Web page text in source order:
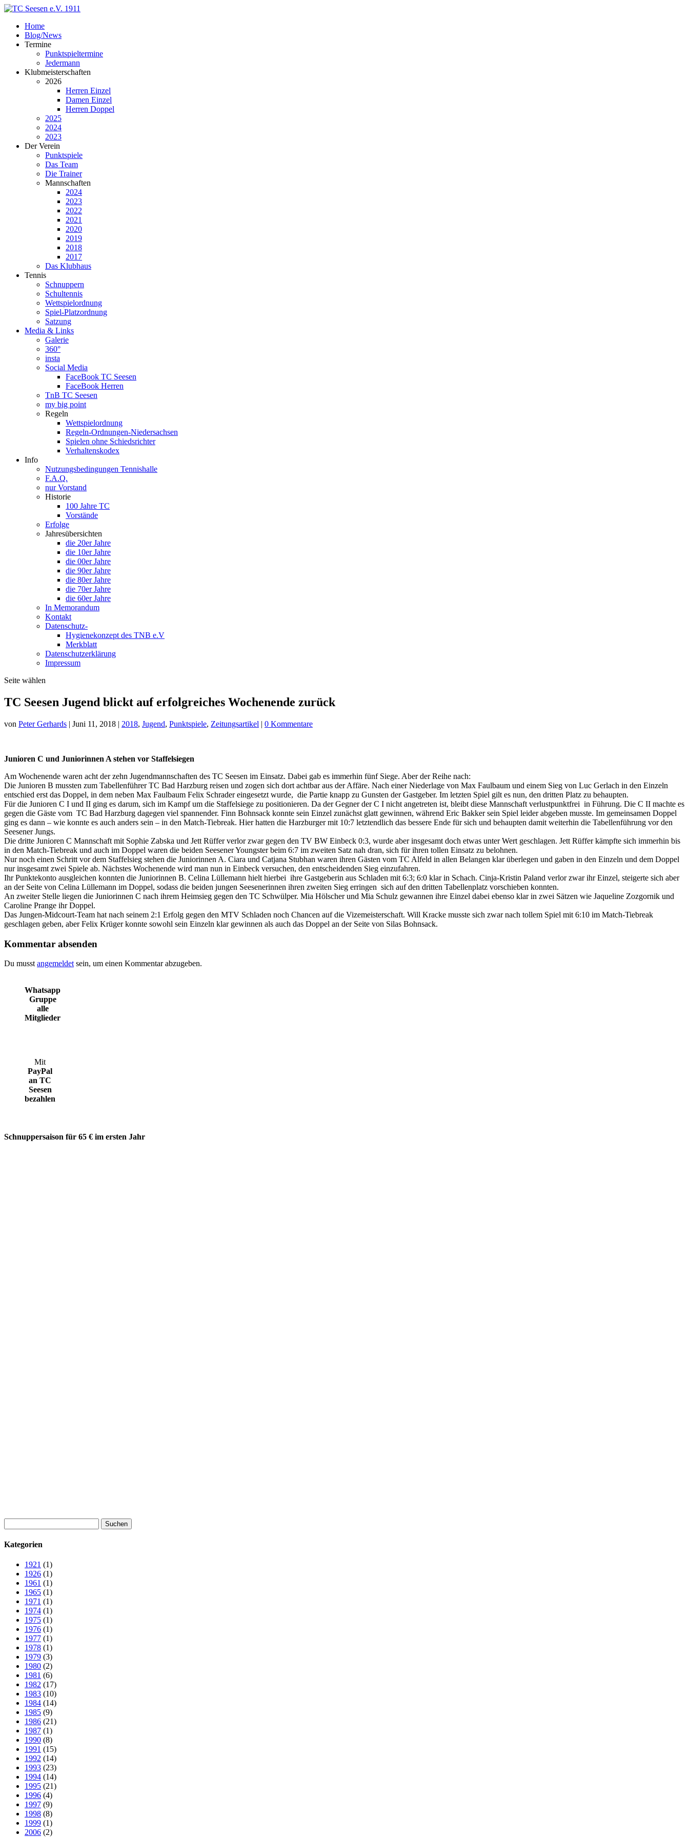
Home
Blog/News
Termine
Punktspieltermine
Jedermann
Klubmeisterschaften
2026
Herren Einzel
Damen Einzel
Herren Doppel
2025
2024
2023
Der Verein
Punktspiele
Das Team
Die Trainer
Mannschaften
2024
2023
2022
2021
2020
2019
2018
2017
Das Klubhaus
Tennis
Schnuppern
Schultennis
Wettspielordnung
Spiel-Platzordnung
Satzung
Media & Links
Galerie
360°
insta
Social Media
FaceBook TC Seesen
FaceBook Herren
TnB TC Seesen
my big point
Regeln
Wettspielordnung
Regeln-Ordnungen-Niedersachsen
Spielen ohne Schiedsrichter
Verhaltenskodex
Info
Nutzungsbedingungen Tennishalle
F.A.Q.
nur Vorstand
Historie
100 Jahre TC
Vorstände
Erfolge
Jahresübersichten
die 20er Jahre
die 10er Jahre
die 00er Jahre
die 90er Jahre
die 80er Jahre
die 70er Jahre
die 60er Jahre
In Memorandum
Kontakt
Datenschutz-
Hygienekonzept des TNB e.V
Merkblatt
Datenschutzerklärung
Impressum
Seite wählen
TC Seesen Jugend blickt auf erfolgreiches Wochenende zurück
von Peter Gerhards | Juni 11, 2018 | 2018, Jugend, Punktspiele, Zeitungsartikel | 0 Kommentare
Junioren C und Juniorinnen A stehen vor Staffelsiegen
Am Wochenende waren acht der zehn Jugendmannschaften des TC Seesen im Einsatz. Dabei gab es immerhin fünf Siege. Aber der Reihe nach:
Die Junioren B mussten zum Tabellenführer TC Bad Harzburg reisen und zogen sich dort achtbar aus der Affäre. Nach einer Niederlage von Max Faulbaum und einem Sieg von Luc Gerlach in den Einzeln
entschied erst das Doppel, in dem neben Max Faulbaum Felix Schrader eingesetzt wurde, die Partie knapp zu Gunsten der Gastgeber. Im letzten Spiel gilt es nun, den dritten Platz zu behaupten.
Für die Junioren C I und II ging es darum, sich im Kampf um die Staffelsiege zu positionieren. Da der Gegner der C I nicht angetreten ist, bleibt diese Mannschaft verlustpunktfrei in Führung. Die C II machte es
gegen die Gäste vom TC Bad Harzburg dagegen viel spannender. Finn Bohnsack konnte sein Einzel zunächst glatt gewinnen, während Eric Bakker sein Spiel leider abgeben musste. Im gemeinsamen Doppel
ging es dann – wie konnte es auch anders sein – in den Match-Tiebreak. Hier hatten die Harzburger mit 10:7 letztendlich das bessere Ende für sich und behaupten damit weiterhin die Tabellenführung vor den
Seesener Jungs.
Die dritte Junioren C Mannschaft mit Sophie Zabska und Jett Rüffer verlor zwar gegen den TV BW Einbeck 0:3, wurde aber insgesamt doch etwas unter Wert geschlagen. Jett Rüffer kämpfte sich immerhin bis
in den Match-Tiebreak und auch im Doppel waren die beiden Seesener Youngster beim 6:7 im zweiten Satz nah dran, sich für ihren tollen Einsatz zu belohnen.
Nur noch einen Schritt vor dem Staffelsieg stehen die Juniorinnen A. Ciara und Catjana Stubhan waren ihren Gästen vom TC Alfeld in allen Belangen klar überlegen und gaben in den Einzeln und dem Doppel
nur insgesamt zwei Spiele ab. Nächstes Wochenende wird man nun in Einbeck versuchen, den entscheidenden Sieg einzufahren.
Ihr Punktekonto ausgleichen konnten die Juniorinnen B. Celina Lüllemann hielt hierbei ihre Gastgeberin aus Schladen mit 6:3; 6:0 klar in Schach. Cinja-Kristin Paland verlor zwar ihr Einzel, steigerte sich aber
an der Seite von Celina Lüllemann im Doppel, sodass die beiden jungen Seesenerinnen ihren zweiten Sieg erringen sich auf den dritten Tabellenplatz vorschieben konnten.
An zweiter Stelle liegen die Juniorinnen C nach ihrem Heimsieg gegen den TC Schwülper. Mia Hölscher und Mia Schulz gewannen ihre Einzel dabei ebenso klar in zwei Sätzen wie Jaqueline Zozgornik und
Caroline Prange ihr Doppel.
Das Jungen-Midcourt-Team hat nach seinem 2:1 Erfolg gegen den MTV Schladen noch Chancen auf die Vizemeisterschaft. Will Kracke musste sich zwar nach tollem Spiel mit 6:10 im Match-Tiebreak
geschlagen geben, aber Felix Krüger konnte sowohl sein Einzeln klar gewinnen als auch das Doppel an der Seite von Silas Bohnsack.
Kommentar absenden
Du musst angemeldet sein, um einen Kommentar abzugeben.
Whatsapp
Gruppe
alle
Mitglieder
Mit
PayPal
an TC
Seesen
bezahlen
Schnuppersaison für 65 € im ersten Jahr
nach:
Kategorien
1921 (1)
1926 (1)
1961 (1)
1965 (1)
1971 (1)
1974 (1)
1975 (1)
1976 (1)
1977 (1)
1978 (1)
1979 (3)
1980 (2)
1981 (6)
1982 (17)
1983 (10)
1984 (14)
1985 (9)
1986 (21)
1987 (1)
1990 (8)
1991 (15)
1992 (14)
1993 (23)
1994 (14)
1995 (21)
1996 (4)
1997 (9)
1998 (8)
1999 (1)
2006 (2)